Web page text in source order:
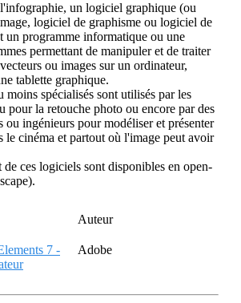
un logiciel graphique (ou
logiciel de graphisme ou logiciel de
un programme informatique ou une
permettant de manipuler et de traiter
ou images sur un ordinateur,
tablette graphique.
moins spécialisés sont utilisés par les
pour la retouche photo ou encore par des
ou ingénieurs pour modéliser et présenter
le cinéma et partout où l'image peut avoir
ces logiciels sont disponibles en open-
Auteur
7 -
Adobe